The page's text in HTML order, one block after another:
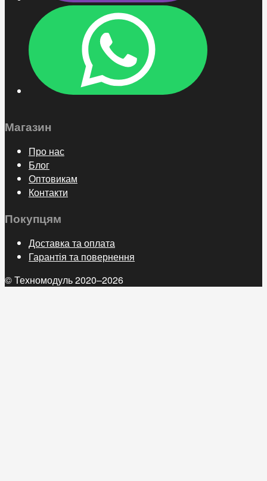
Магазин
Про нас
Блог
Оптовикам
Контакти
Покупцям
Доставка та оплата
Гарантія та повернення
© Техномодуль 2020–2026